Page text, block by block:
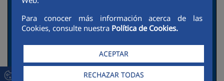
Para conocer más información acerca de las
Cookies, consulte nuestra Política de Cookies.
ACEPTAR
RECHAZAR TODAS
residuos como
materiales - Bosque
Metropolitano